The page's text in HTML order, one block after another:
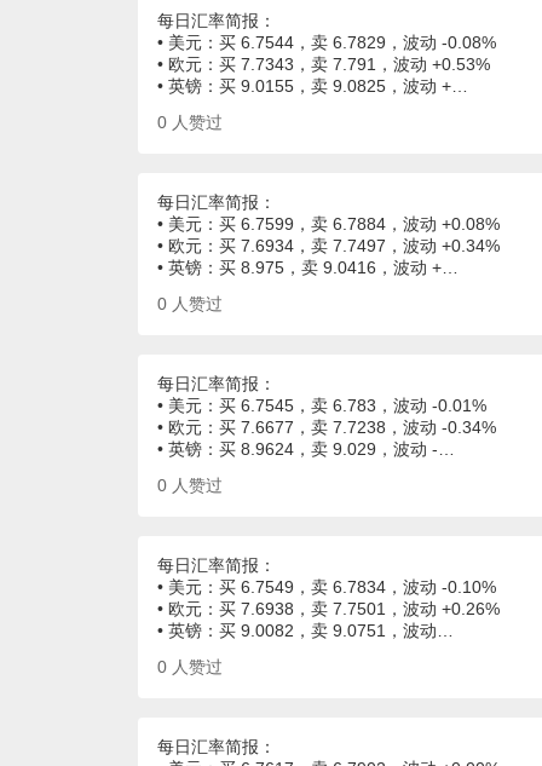
每日汇率简报：
• 美元：买 6.7544，卖 6.7829，波动 -0.08%
• 欧元：买 7.7343，卖 7.791，波动 +0.53%
• 英镑：买 9.0155，卖 9.0825，波动 +…
0 人赞过
每日汇率简报：
• 美元：买 6.7599，卖 6.7884，波动 +0.08%
• 欧元：买 7.6934，卖 7.7497，波动 +0.34%
• 英镑：买 8.975，卖 9.0416，波动 +…
0 人赞过
每日汇率简报：
• 美元：买 6.7545，卖 6.783，波动 -0.01%
• 欧元：买 7.6677，卖 7.7238，波动 -0.34%
• 英镑：买 8.9624，卖 9.029，波动 -…
0 人赞过
每日汇率简报：
• 美元：买 6.7549，卖 6.7834，波动 -0.10%
• 欧元：买 7.6938，卖 7.7501，波动 +0.26%
• 英镑：买 9.0082，卖 9.0751，波动…
0 人赞过
每日汇率简报：